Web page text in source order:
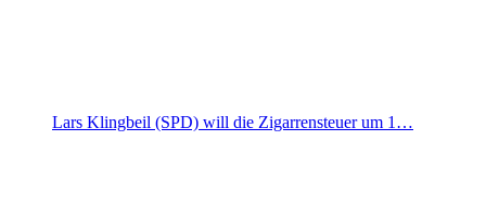
Lars Klingbeil (SPD) will die Zigarrensteuer um 1…